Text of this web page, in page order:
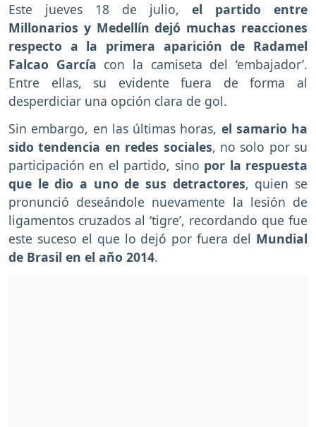
Este jueves 18 de julio, el partido entre
Millonarios y Medellín dejó muchas reacciones
respecto a la primera aparición de Radamel
Falcao García con la camiseta del ‘embajador’.
Entre ellas, su evidente fuera de forma al
desperdiciar una opción clara de gol.
Sin embargo, en las últimas horas, el samario ha
sido tendencia en redes sociales, no solo por su
participación en el partido, sino por la respuesta
que le dio a uno de sus detractores, quien se
pronunció deseándole nuevamente la lesión de
ligamentos cruzados al ‘tigre’, recordando que fue
este suceso el que lo dejó por fuera del Mundial
de Brasil en el año 2014.